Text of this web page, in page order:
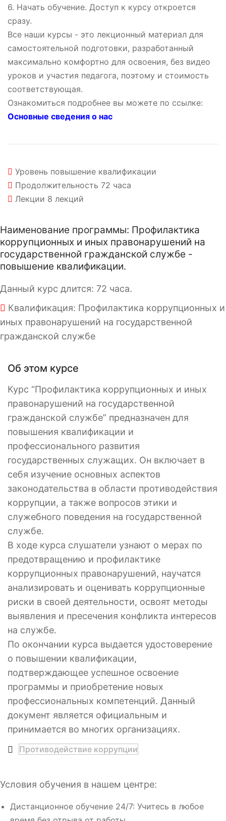
6. Начать обучение. Доступ к курсу откроется
сразу.
Все наши курсы - это лекционный материал для
самостоятельной подготовки, разработанный
максимально комфортно для освоения, без видео
уроков и участия педагога, поэтому и стоимость
соответствующая.
Ознакомиться подробнее вы можете по ссылке:
Основные сведения о нас
Уровень повышение квалификации
Продолжительность 72 часа
Лекции 8 лекций
Наименование программы: Профилактика
коррупционных и иных правонарушений на
государственной гражданской службе -
повышение квалификации.
Данный курс длится: 72 часа.
Квалификация: Профилактика коррупционных и
иных правонарушений на государственной
гражданской службе
Об этом курсе
Курс “Профилактика коррупционных и иных
правонарушений на государственной
гражданской службе” предназначен для
повышения квалификации и
профессионального развития
государственных служащих. Он включает в
себя изучение основных аспектов
законодательства в области противодействия
коррупции, а также вопросов этики и
служебного поведения на государственной
службе.
В ходе курса слушатели узнают о мерах по
предотвращению и профилактике
коррупционных правонарушений, научатся
анализировать и оценивать коррупционные
риски в своей деятельности, освоят методы
выявления и пресечения конфликта интересов
на службе.
По окончании курса выдается удостоверение
о повышении квалификации,
подтверждающее успешное освоение
программы и приобретение новых
профессиональных компетенций. Данный
документ является официальным и
принимается во многих организациях.
Противодействие коррупции
Условия обучения в нашем центре:
Дистанционное обучение 24/7: Учитесь в любое